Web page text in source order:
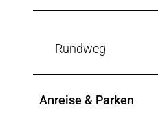
Rundweg
Anreise & Parken